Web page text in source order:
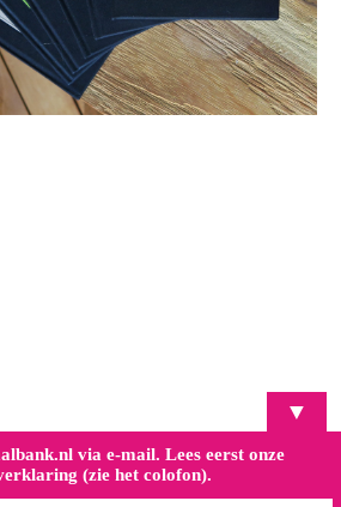
▼
via e-mail. Lees eerst onze
(zie het colofon).